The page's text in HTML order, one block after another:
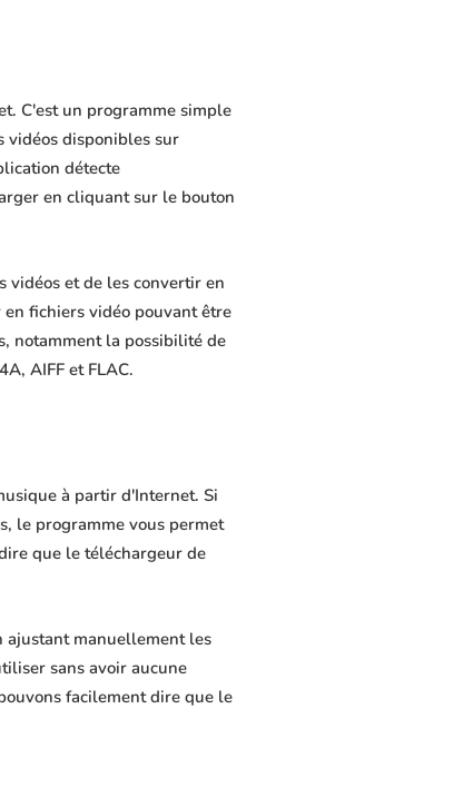
C'est un programme simple
vidéos disponibles sur
détecte
en cliquant sur le bouton
vidéos et de les convertir en
fichiers vidéo pouvant être
notamment la possibilité de
AIFF et FLAC.
à partir d'Internet. Si
le programme vous permet
que le téléchargeur de
ajustant manuellement les
sans avoir aucune
facilement dire que le